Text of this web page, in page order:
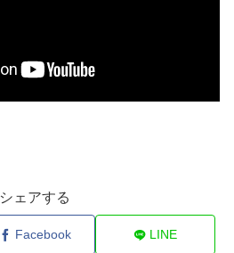
シェアする
Facebook LINE